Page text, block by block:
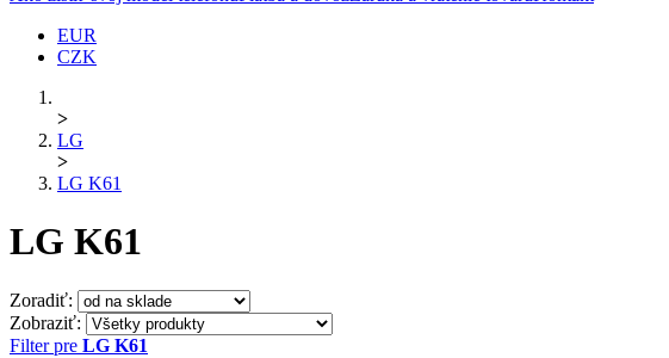
EUR
CZK
>
LG
>
LG K61
LG K61
Zoradiť:
Zobraziť:
Filter pre LG K61